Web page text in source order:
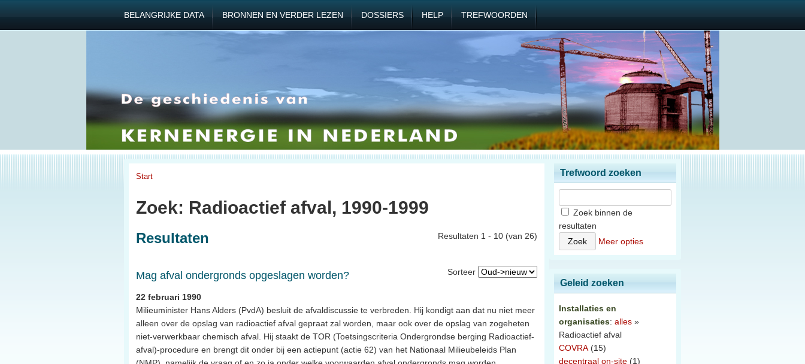
BELANGRIJKE DATA BRONNEN EN VERDER LEZEN DOSSIERS HELP TREFWOORDEN
Start
Zoek: Radioactief afval, 1990-1999
Resultaten 1 - 10 (van 26)
Resultaten
Sorteer
Mag afval ondergronds opgeslagen worden?
22 februari 1990
Milieuminister Hans Alders (PvdA) besluit de afvaldiscussie te verbreden. Hij kondigt aan dat nu niet meer
alleen over de opslag van radioactief afval gepraat zal worden, maar ook over de opslag van zogeheten
niet-verwerkbaar chemisch afval. Hij staakt de TOR (Toetsingscriteria Ondergrondse berging Radioactief-
afval)-procedure en brengt dit onder bij een actiepunt (actie 62) van het Nationaal Milieubeleids Plan
Trefwoord zoeken
Zoek binnen de
resultaten
Meer opties
Geleid zoeken
Installaties en
organisaties: alles »
Radioactief afval
COVRA (15)
decentraal on-site (1)